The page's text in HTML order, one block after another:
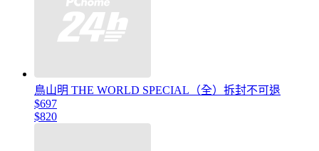
鳥山明 THE WORLD SPECIAL（全）拆封不可退
$697
$820